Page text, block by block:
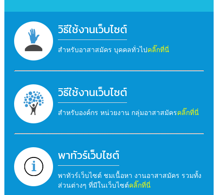
วิธีใช้งานเว็บไซต์
สำหรับอาสาสมัคร บุคคลทั่วไปคลิ๊กที่นี่
วิธีใช้งานเว็บไซต์
สำหรับองค์กร หน่วยงาน กลุ่มอาสาสมัครคลิ๊กที่นี่
พาทัวร์เว็บไซต์
พาทัวร์เว็บไซต์ ชมเนื้อหา งานอาสาสมัคร รวมทั้ง
ส่วนต่างๆ ที่มีในเว็บไซต์คลิ๊กที่นี่